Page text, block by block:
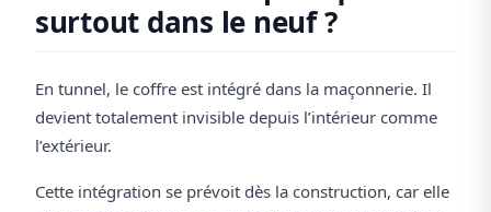
surtout dans le neuf ?
En tunnel, le coffre est intégré dans la maçonnerie. Il
devient totalement invisible depuis l’intérieur comme
l’extérieur.
Cette intégration se prévoit dès la construction, car elle